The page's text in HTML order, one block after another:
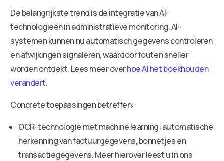
De belangrijkste trend is de integratie van AI-
technologieën in administratieve monitoring. AI-
systemen kunnen nu automatisch gegevens controleren
en afwijkingen signaleren, waardoor fouten sneller
worden ontdekt. Lees meer overhoe AI het boekhouden
verandert.
Concrete toepassingen betreffen:
OCR-technologie met machine learning: automatische
herkenning van factuurgegevens, bonnetjes en
transactiegegevens. Meer hierover leest u in ons